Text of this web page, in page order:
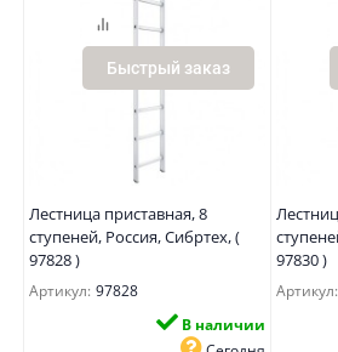
Быстрый заказ
Лестница приставная, 8
ступеней, Россия, Сибртех, (
97828 )
Артикул: 97828
В наличии
97830 )
Артикул: